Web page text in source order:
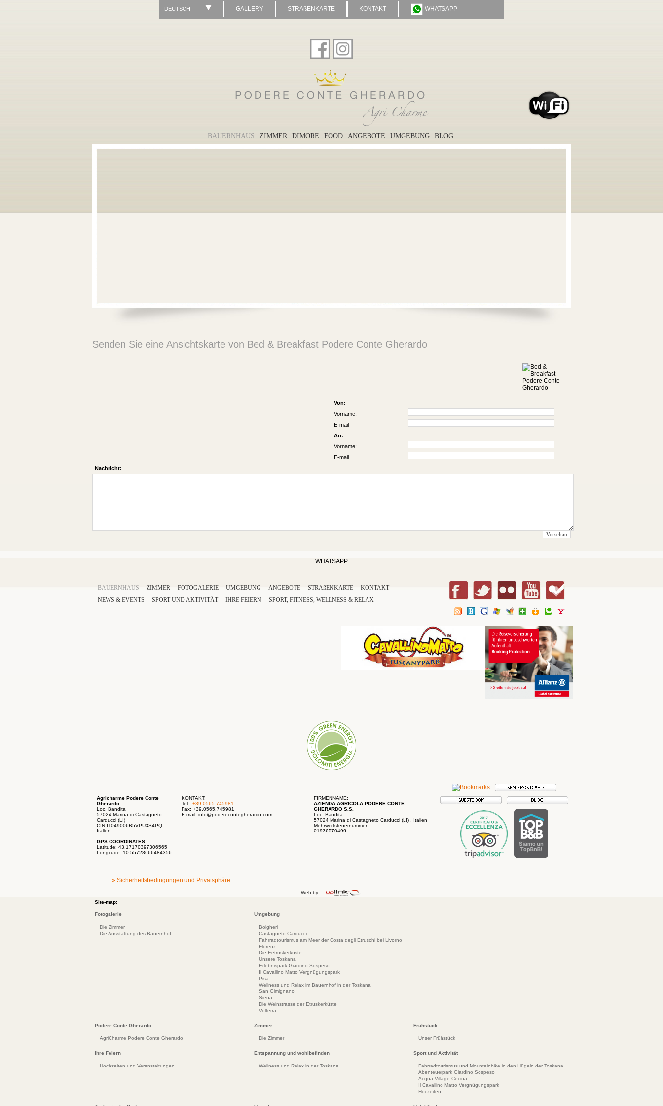
DEUTSCH GALLERY STRAßENKARTE KONTAKT WHATSAPP
BAUERNHAUS ZIMMER DIMORE FOOD ANGEBOTE UMGEBUNG BLOG
Senden Sie eine Ansichtskarte von Bed & Breakfast Podere Conte Gherardo
Von:
Vorname:
E-mail
An:
Vorname:
E-mail
Nachricht:
WHATSAPP
BAUERNHAUS ZIMMER FOTOGALERIE UMGEBUNG ANGEBOTE STRAßENKARTE
KONTAKT
NEWS & EVENTS
SPORTUND AKTIVITÄT IHRE FEIERN SPORT, FITNESS, WELLNESS & RELAX
Agricharme Podere Conte
Gherardo
Loc. Bandita
57024 Marina di Castagneto
Carducci (LI)
CIN IT049006B5VPU3S4PQ,
Italien
GPS COORDINATES
Latitude: 43.17170397306565
Longitude: 10.55728666484356
KONTAKT:
Tel.: +39.0565.745981
Fax: +39.0565.745981
E-mail: info@poderecontegherardo.com
FIRMENNAME:
AZIENDA AGRICOLA PODERE CONTE
GHERARDO S.S.
Loc. Bandita
57024 Marina di Castagneto Carducci (LI) , Italien
Mehrwertsteuernummer
01936570496
» Sicherheitsbedingungen und Privatsphäre
Web by
Site-map:
Fotogalerie
Die Zimmer
Die Ausstattung des Bauernhof
Umgebung
Bolgheri
Castagneto Carducci
Fahrradtourismus am Meer der Costa degli Etruschi bei Livorno
Florenz
Die Eetruskerküste
Unsere Toskana
Erlebnispark Giardino Sospeso
Il Cavallino Matto Vergnügungspark
Pisa
Wellness und Relax im Bauernhof in der Toskana
San Gimignano
Siena
Die Weinstrasse der Etruskerküste
Volterra
Podere Conte Gherardo
AgriCharme Podere Conte Gherardo
Zimmer
Die Zimmer
Frühstuck
Unser Frühstück
Ihre Feiern
Hochzeiten und Veranstaltungen
Entspannung und wohlbefinden
Wellness und Relax in der Toskana
Sport und Aktivität
Fahrradtourismus und Mountainbike in den Hügeln der Toskana
Abenteuerpark Giardino Sospeso
Acqua Village Cecina
Il Cavallino Matto Vergnügungspark
Hoczeiten